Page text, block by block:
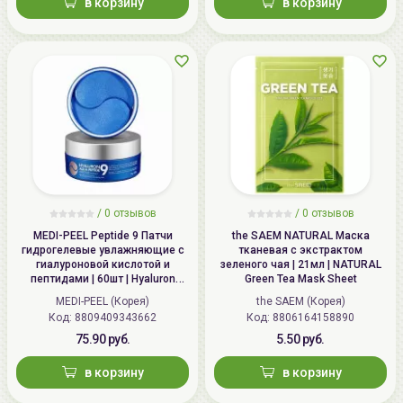
Беларусь:
УНП 192179286, Беларусь,
220020 Минск, ул.Радужная 4/1-
info@allcosmetics.by,
тел.:+375296131336
/ 0 отзывов
MEDI-PEEL Peptide 9 Патчи
гидрогелевые увлажняющие с
гиалуроновой кислотой и
пептидами | 60шт | Hyaluron
Aqua Peptide 9 Ampoule Eye
Patch
MEDI-PEEL (Корея)
Код: 8809409343662
75.90 руб.
в корзину
/ 0 отзывов
the SAEM NATURAL Маска
тканевая с экстрактом
зеленого чая | 21мл | NATURAL
Green Tea Mask Sheet
the SAEM (Корея)
Код: 8806164158890
5.50 руб.
в корзину